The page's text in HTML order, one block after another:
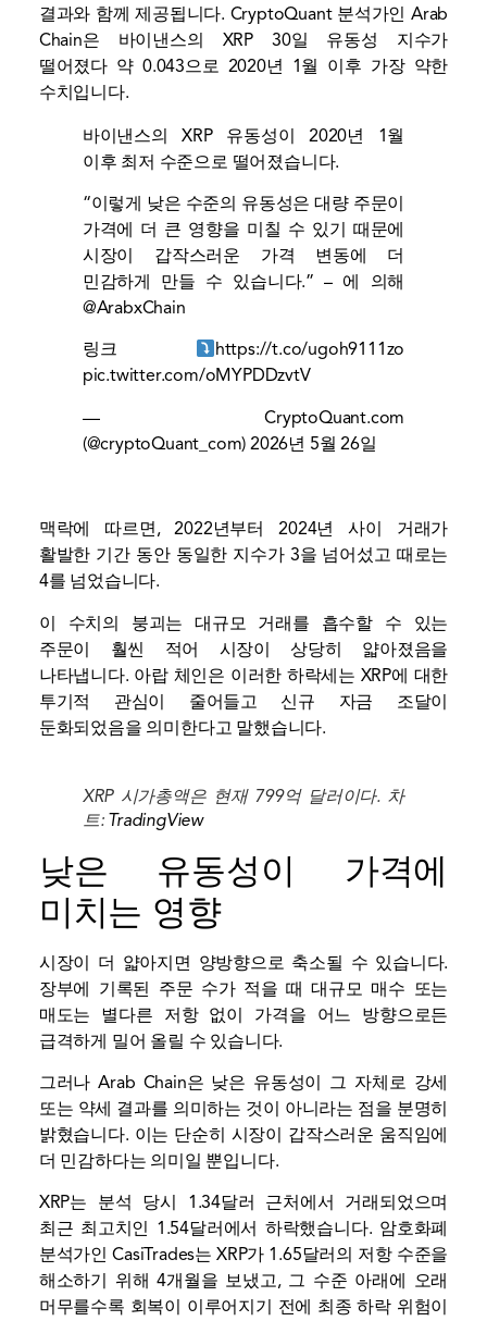
결과와 함께 제공됩니다. CryptoQuant 분석가인 Arab
Chain은 바이낸스의 XRP 30일 유동성 지수가
떨어졌다 약 0.043으로 2020년 1월 이후 가장 약한
수치입니다.
바이낸스의 XRP 유동성이 2020년 1월
이후 최저 수준으로 떨어졌습니다.
“이렇게 낮은 수준의 유동성은 대량 주문이
가격에 더 큰 영향을 미칠 수 있기 때문에
시장이 갑작스러운 가격 변동에 더
민감하게 만들 수 있습니다.” – 에 의해
@ArabxChain
링크
https://t.co/ugoh9111zo
pic.twitter.com/oMYPDDzvtV
— CryptoQuant.com
(@cryptoQuant_com)2026년 5월 26일
맥락에 따르면, 2022년부터 2024년 사이 거래가
활발한 기간 동안 동일한 지수가 3을 넘어섰고 때로는
4를 넘었습니다.
이 수치의 붕괴는 대규모 거래를 흡수할 수 있는
주문이 훨씬 적어 시장이 상당히 얇아졌음을
나타냅니다. 아랍 체인은 이러한 하락세는 XRP에 대한
투기적 관심이 줄어들고 신규 자금 조달이
둔화되었음을 의미한다고 말했습니다.
XRP 시가총액은 현재 799억 달러이다. 차
트: TradingView
낮은 유동성이 가격에
미치는 영향
시장이 더 얇아지면 양방향으로 축소될 수 있습니다.
장부에 기록된 주문 수가 적을 때 대규모 매수 또는
매도는 별다른 저항 없이 가격을 어느 방향으로든
급격하게 밀어 올릴 수 있습니다.
그러나 Arab Chain은 낮은 유동성이 그 자체로 강세
또는 약세 결과를 의미하는 것이 아니라는 점을 분명히
밝혔습니다. 이는 단순히 시장이 갑작스러운 움직임에
더 민감하다는 의미일 뿐입니다.
XRP는 분석 당시 1.34달러 근처에서 거래되었으며
최근 최고치인 1.54달러에서 하락했습니다. 암호화폐
분석가인 CasiTrades는 XRP가 1.65달러의 저항 수준을
해소하기 위해 4개월을 보냈고, 그 수준 아래에 오래
머무를수록 회복이 이루어지기 전에 최종 하락 위험이